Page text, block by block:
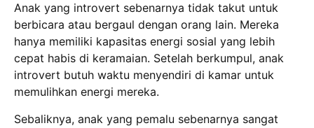
Anak yang introvert sebenarnya tidak takut untuk
berbicara atau bergaul dengan orang lain. Mereka
hanya memiliki kapasitas energi sosial yang lebih
cepat habis di keramaian. Setelah berkumpul, anak
introvert butuh waktu menyendiri di kamar untuk
memulihkan energi mereka.
Sebaliknya, anak yang pemalu sebenarnya sangat